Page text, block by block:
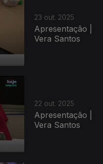
23 out. 2025
Apresentação |
Vera Santos
22 out. 2025
Apresentação |
Vera Santos